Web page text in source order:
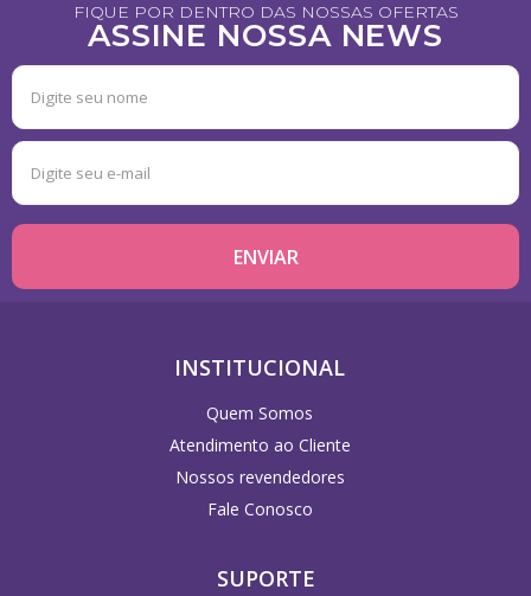
FIQUE POR DENTRO DAS NOSSAS OFERTAS
ASSINE NOSSA NEWS
INSTITUCIONAL
Quem Somos
Atendimento ao Cliente
Nossos revendedores
Fale Conosco
SUPORTE